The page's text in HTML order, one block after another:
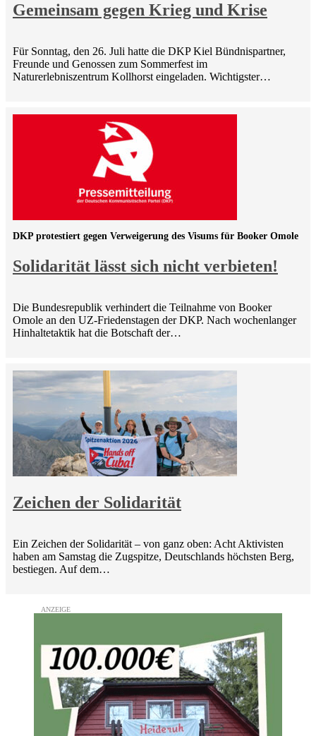
Gemeinsam gegen Krieg und Krise
Für Sonntag, den 26. Juli hatte die DKP Kiel Bündnispartner,
Freunde und Genossen zum Sommerfest im
Naturerlebniszentrum Kollhorst eingeladen. Wichtigster…
Solidarität lässt sich nicht verbieten!
DKP protestiert gegen Verweigerung des Visums für Booker Omole
Die Bundesrepublik verhindert die Teilnahme von Booker
Omole an den UZ-Friedenstagen der DKP. Nach wochenlanger
Hinhaltetaktik hat die Botschaft der…
Zeichen der Solidarität
Ein Zeichen der Solidarität – von ganz oben: Acht Aktivisten
haben am Samstag die Zugspitze, Deutschlands höchsten Berg,
bestiegen. Auf dem…